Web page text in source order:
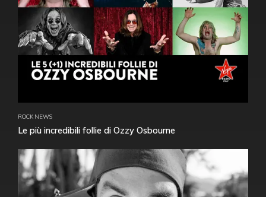
ROCK NEWS
Le più incredibili follie di Ozzy Osbourne